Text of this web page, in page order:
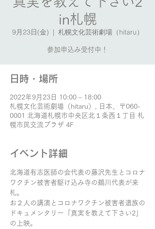
in札幌
9月23日(金)
  |
札幌文化芸術劇場（hitaru）
参加申込み受付中！
日時・場所
2022年9月23日 10:00 – 18:00
札幌文化芸術劇場（hitaru）, 日本、〒060-
0001 北海道札幌市中央区北１条西１丁目 札
幌市民交流プラザ 4F
イベント詳細
北海道有志医師の会代表の藤沢先生とコロナ
ワクチン被害者駆け込み寺の鵜川代表が来
札。
お２人の講演とコロナワクチン被害者遺族の
ドキュメンタリー「真実を教えて下さい2」
の上映。